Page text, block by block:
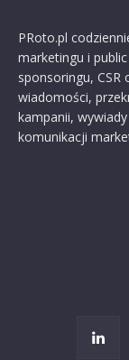
PRoto.pl
marketingu i
sponsoringu, CSR
wiadomości,
kampanii,
komunikacji